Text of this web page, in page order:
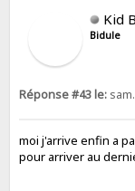
Kid B
Bidule
Réponse #43 le:
moi j'arrive enfin a
pour arriver au